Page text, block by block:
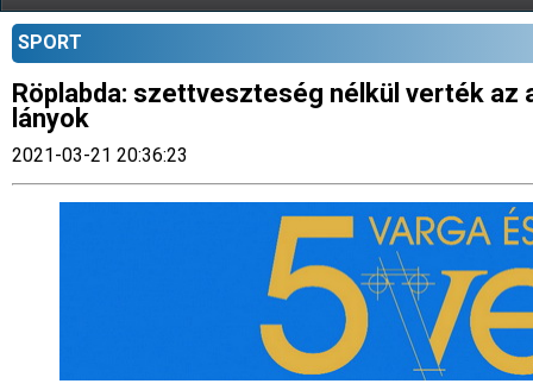
SPORT
Röplabda: szettveszteség nélkül verték az
lányok
2021-03-21 20:36:23